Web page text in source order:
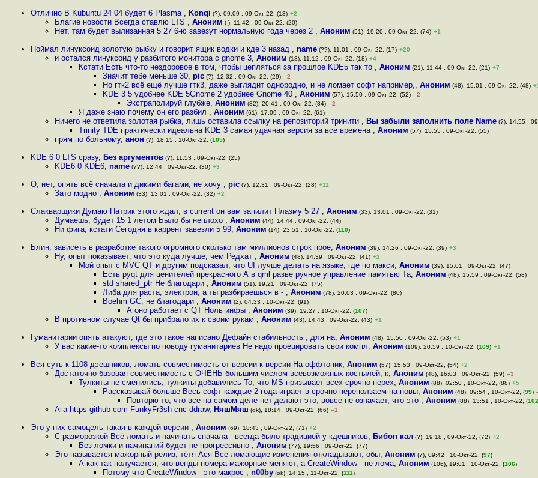
Отлично В Kubuntu 24 04 будет 6 Plasma , Konqi (?), 09:09 , 09-Окт-22, (13) +2
Благие новости Всегда ставлю LTS , Аноним (-), 11:42 , 09-Окт-22, (20)
Нет, там будет вылизанная 5 27 6-ю завезут нормальную года через 2 , Аноним (51), 19:20 , 09-Окт-22, (74) +1
Поймал линуксоид золотую рыбку и говорит ящик водки и кде 3 назад , name (??), 11:01 , 09-Окт-22, (17) +20
и остался линуксоид у разбитого монитора с gnome 3, Аноним (18), 11:12 , 09-Окт-22, (18) +4
Кстати Есть что-то нездоровое в том, чтобы цепляться за прошлое KDE5 так то , Аноним (21), 11:44 , 09-Окт-22, (21) +7
Значит тебе меньше 30, pic (?), 12:32 , 09-Окт-22, (29) –2
Но гтк2 всё ещё лучше гтк3, даже выглядит однородно, и не ломает софт например,, Аноним (48), 15:01 , 09-Окт-22, (48)
KDE 3 5 удобнее KDE 5Gnome 2 удобнее Gnome 40 , Аноним (57), 15:50 , 09-Окт-22, (52) –2
Экстраполируй глубже, Аноним (82), 20:41 , 09-Окт-22, (84) –2
Я даже знаю почему он его разбил , Аноним (61), 17:09 , 09-Окт-22, (61)
Ничего не ответила золотая рыбка, лишь оставила ссылку на репозиторий тринити , Вы забыли заполнить поле Name (?), 14:55 ,
Trinity TDE практически идеальна KDE 3 самая удачная версия за все времена , Аноним (57), 15:55 , 09-Окт-22, (55)
прям по больному, анон (?), 18:15 , 10-Окт-22, (105)
KDE 6 0 LTS сразу, Без аргументов (?), 11:53 , 09-Окт-22, (25)
KDE6 0 KDE6, name (??), 12:44 , 09-Окт-22, (30) +3
О, нет, опять всё сначала и дикими багами, не хочу , pic (?), 12:31 , 09-Окт-22, (28) +11
Зато модно , Аноним (33), 13:01 , 09-Окт-22, (32) +2
Слакварщики Думаю Патрик этого ждал, в current он вам запилит Плазму 5 27 , Аноним (33), 13:01 , 09-Окт-22, (31)
Думаешь, будет 15 1 летом Было бы неплохо , Аноним (44), 14:44 , 09-Окт-22, (44)
Ни фига, кстати Сегодня в каррент завезли 5 99, Аноним (14), 23:51 , 10-Окт-22, (110)
Блин, зависеть в разработке такого огромного сколько там миллионов строк прое, Аноним (39), 14:26 , 09-Окт-22, (39) +3
Ну, опыт показывает, что это куда лучше, чем Редхат , Аноним (48), 14:39 , 09-Окт-22, (41) +2
Мой опыт с MVC QT и другим подсказал, что UI лучше делать на языке, где по макси, Аноним (39), 15:01 , 09-Окт-22, (47)
Есть pyqt для ценителей прекрасного А в qml разве ручное управление памятью Та, Аноним (48), 15:59 , 09-Окт-22, (58)
std shared_ptr Не благодари , Аноним (51), 19:21 , 09-Окт-22, (75)
Либа для раста, электрон, а ты разбираешься в - , Аноним (78), 20:03 , 09-Окт-22, (80)
Boehm GC, не благодари , Аноним (2), 04:33 , 10-Окт-22, (91)
А оно работает с QT Ноль инфы , Аноним (39), 19:27 , 10-Окт-22, (107)
В противном случае Qt бы прибрало их к своим рукам , Аноним (43), 14:43 , 09-Окт-22, (43) +1
Гуманитарии опять атакуют, где это такое написано Дефайн стабильность , для на, Аноним (48), 15:50 , 09-Окт-22, (53) +1
У вас какие-то комплексы по поводу гуманитариев Не надо проецировать свои компл, Аноним (109), 20:59 , 10-Окт-22, (109) +1
Вся суть к 1108 дэешников, ломать совместимость от версии к версии На оффтопик, Аноним (57), 15:53 , 09-Окт-22, (54) +2
Достаточно базовая совместимость с ОЧЕНЬ большим числом всевозможных костылей, к, Аноним (48), 16:03 , 09-Окт-22, (59) –3
Тулкиты не сменились, тулкиты добавились То, что MS призывает всех срочно перех, Аноним (88), 02:50 , 10-Окт-22, (88) +5
Рассказывай больше Весь софт каждые 2 года играет в срочно переползаем на новы, Аноним (48), 09:54 , 10-Окт-22, (99)
Повторю то, что все на самом деле нет делают это, вовсе не означает, что это , Аноним (88), 13:51 , 10-Окт-22, (102
Ага https github com FunkyFr3sh cnc-ddraw, НяшМяш (ok), 18:14 , 09-Окт-22, (66) –1
Это у них самоцель такая в каждой версии , Аноним (69), 18:43 , 09-Окт-22, (71) +2
С разморозкой Всё ломать и начинать сначала - всегда было традицией у кдешников, Бибоп кал (?), 19:18 , 09-Окт-22, (72) +2
Без ломки и начинаний будет не прогрессивно , Аноним (77), 19:56 , 09-Окт-22, (77)
Это называется мажорный релиз, тётя Ася Все ломающие изменения откладывают, обы, Аноним (7), 09:42 , 10-Окт-22, (97)
А как так получается, что венды номера мажорные меняют, а CreateWindow - не лома, Аноним (106), 19:01 , 10-Окт-22, (106)
Потому что CreateWindow - это макрос , n00by (ok), 14:15 , 11-Окт-22, (111)